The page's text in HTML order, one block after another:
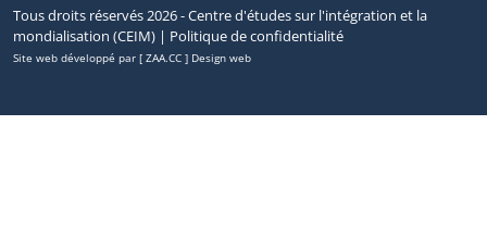
Tous droits réservés 2026 - Centre d'études sur l'intégration et la
mondialisation (CEIM) | Politique de confidentialité
Site web développé par [ ZAA.CC ] Design web